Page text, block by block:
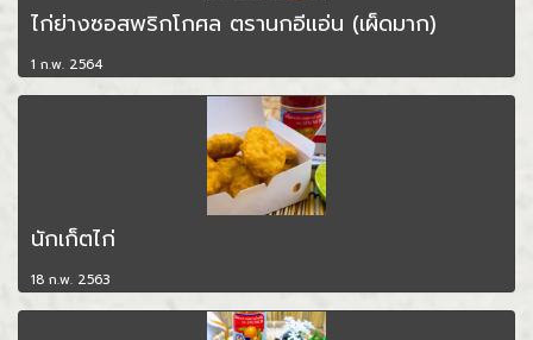
ไก่ย่างซอสพริกโกศล ตรานกอีแอ่น (เผ็ดมาก)
1 ก.พ. 2564
นักเก็ตไก่
18 ก.พ. 2563